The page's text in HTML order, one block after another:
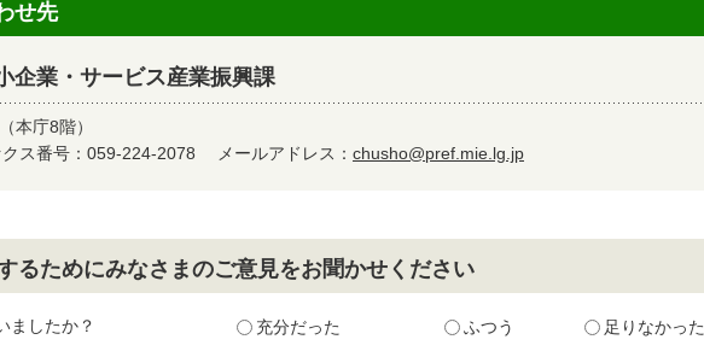
せ先
業・サービス産業振興課
本庁8階）
クス番号：059-224-2078 メールアドレス： chusho@pref.mie.lg.jp
るためにみなさまのご意見をお聞かせください
ましたか？ 充分だった ふつう 足りなかった